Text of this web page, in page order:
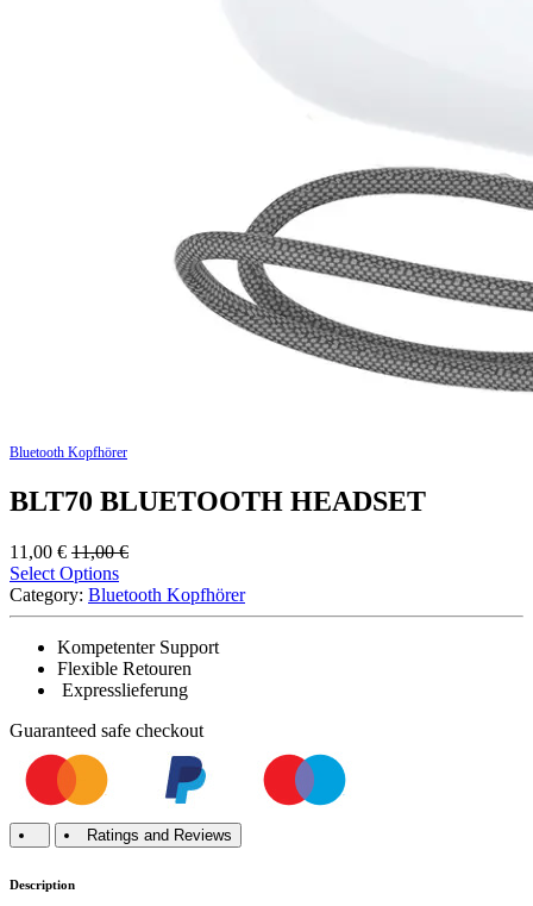
Bluetooth Kopfhörer
BLT70 BLUETOOTH HEADSET
11,00 € 11,00€
Select Options
Category: Bluetooth Kopfhörer
Kompetenter Support
Flexible Retouren
Expresslieferung
Guaranteed safe checkout
Ratings and Reviews
Description